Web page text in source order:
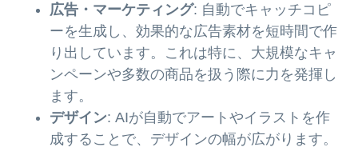
広告・マーケティング: 自動でキャッチコピ
ーを生成し、効果的な広告素材を短時間で作
り出しています。これは特に、大規模なキャ
ンペーンや多数の商品を扱う際に力を発揮し
ます。
デザイン: AIが自動でアートやイラストを作
成することで、デザインの幅が広がります。